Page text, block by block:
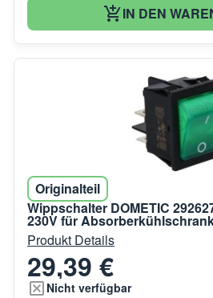
IN DEN
Originalteil
Wippschalter DOMETIC
230V für
Produkt Details
29,39 €
Nicht verfügbar